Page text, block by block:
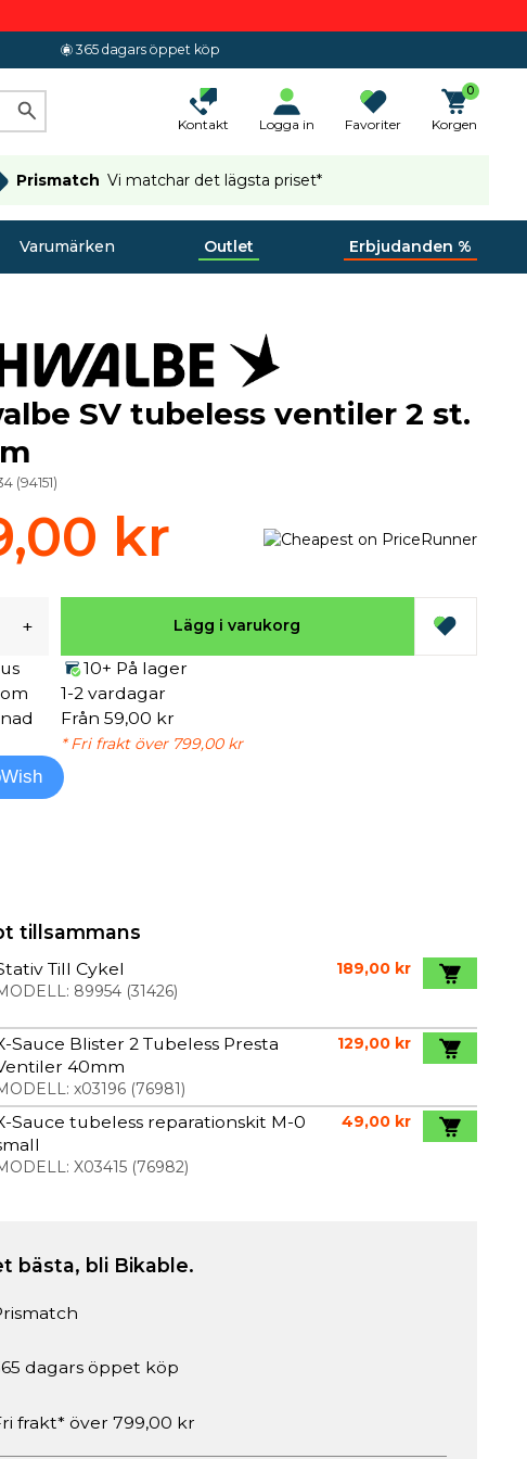
365 dagars öppet köp
Kontakt Logga in Favoriter
0
Korgen
Prismatch Vi matchar det lägsta priset*
Varumärken Outlet Erbjudanden %
SV tubeless ventiler 2 st.
(94151)
kr
+ Lägg i varukorg
10+ På lager
1-2 vardagar
Från 59,00 kr
* Fri frakt över 799,00 kr
tillsammans
Till Cykel
89954(31426)
189,00 kr
Sauce Blister 2 Tubeless Presta
40mm
x03196(76981)
129,00 kr
Sauce tubeless reparationskit M-0
X03415(76982)
49,00 kr
bästa, bli Bikable.
dagars öppet köp
frakt* över 799,00 kr